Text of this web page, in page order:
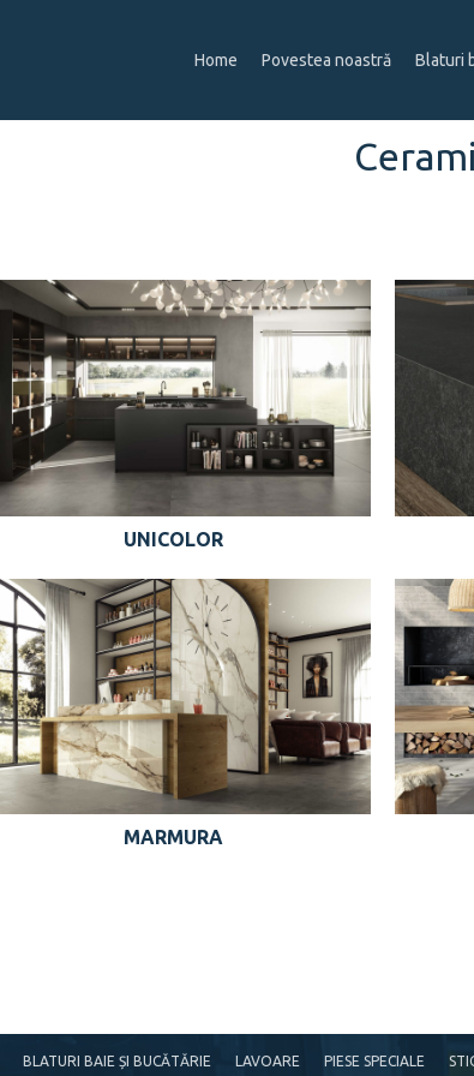
Home Povestea noastră Blaturi
UNICOLOR
MARMURA
BLATURI BAIE ȘI BUCĂTĂRIE LAVOARE PIESE SPECIALE